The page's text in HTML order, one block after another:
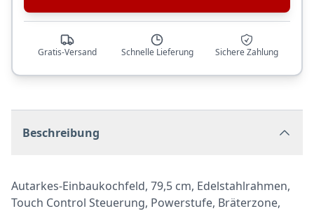
Gratis-Versand Schnelle Lieferung Sichere Zahlung
Beschreibung
Autarkes-Einbaukochfeld, 79,5 cm, Edelstahlrahmen,
Touch Control Steuerung, Powerstufe, Bräterzone,